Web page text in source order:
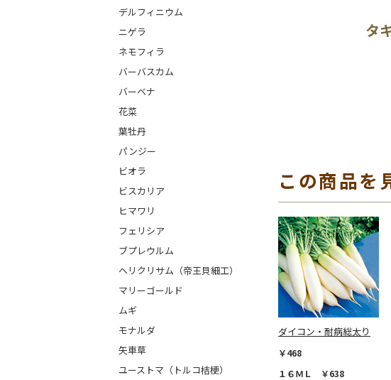
デルフィニウム
ニゲラ
ネモフィラ
バーバスカム
バーベナ
花菜
葉牡丹
パンジー
ビオラ
ビスカリア
ヒマワリ
フェリシア
ブプレウルム
ヘリクリサム（帝王貝細工）
マリーゴールド
ムギ
モナルダ
矢車草
ユーストマ（トルコ桔梗）
タ
この商品を
ダイコン・耐病総太り
￥468
１６ＭＬ ￥638